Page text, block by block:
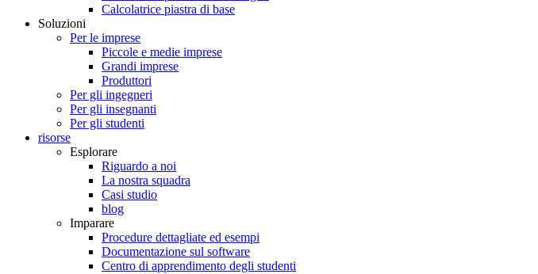
Calcolatrice piastra di base
Soluzioni
Per le imprese
Piccole e medie imprese
Grandi imprese
Produttori
Per gli ingegneri
Per gli insegnanti
Per gli studenti
risorse
Esplorare
Riguardo a noi
La nostra squadra
Casi studio
blog
Imparare
Procedure dettagliate ed esempi
Documentazione sul software
Centro di apprendimento degli studenti